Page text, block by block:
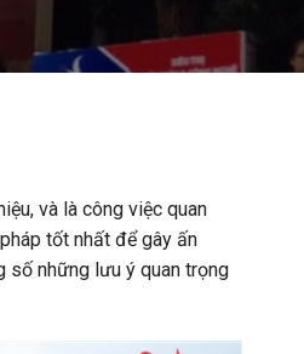
và là công việc quan
tốt nhất để gây ấn
số những lưu ý quan trọng